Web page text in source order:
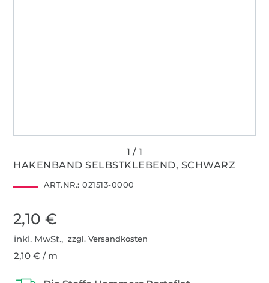
HAKENBAND SELBSTKLEBEND, SCHWARZ
ART.NR.: 021513-0000
2,10 €
inkl. MwSt.,zzgl. Versandkosten
2,10 € / m